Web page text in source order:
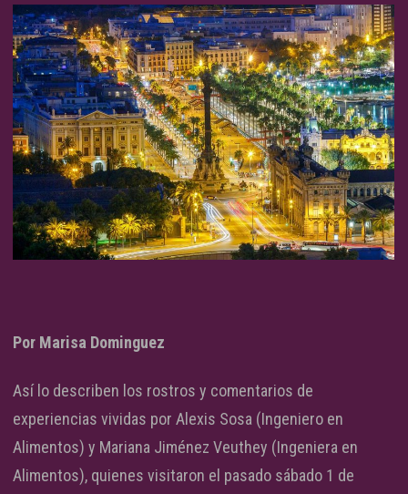
Por Marisa Dominguez
Así lo describen los rostros y comentarios de
experiencias vividas por Alexis Sosa (Ingeniero en
Alimentos) y Mariana Jiménez Veuthey (Ingeniera en
Alimentos), quienes visitaron el pasado sábado 1 de